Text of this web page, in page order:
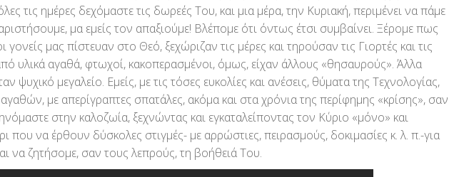
τις ημέρες δεχόμαστε τις δωρεές Του, και μια μέρα, την Κυριακή, περιμένει να πάμε
μα εμείς τον απαξιούμε! Βλέπομε ότι όντως έτσι συμβαίνει. Ξέρομε πως
γονείς μας πίστευαν στο Θεό, ξεχώριζαν τις μέρες και τηρούσαν τις Γιορτές και τις
υλικά αγαθά, φτωχοί, κακοπερασμένοι, όμως, είχαν άλλους «θησαυρούς». Άλλα
ψυχικό μεγαλείο. Εμείς, με τις τόσες ευκολίες και ανέσεις, θύματα της Τεχνολογίας,
με απερίγραπτες σπατάλες, ακόμα και στα χρόνια της περίφημης «κρίσης», σαν
στην καλοζωία, ξεχνώντας και εγκαταλείποντας τον Κύριο «μόνο» και
που να έρθουν δύσκολες στιγμές- με αρρώστιες, πειρασμούς, δοκιμασίες κ. λ. π.-για
να ζητήσομε, σαν τους λεπρούς, τη βοήθειά Του.